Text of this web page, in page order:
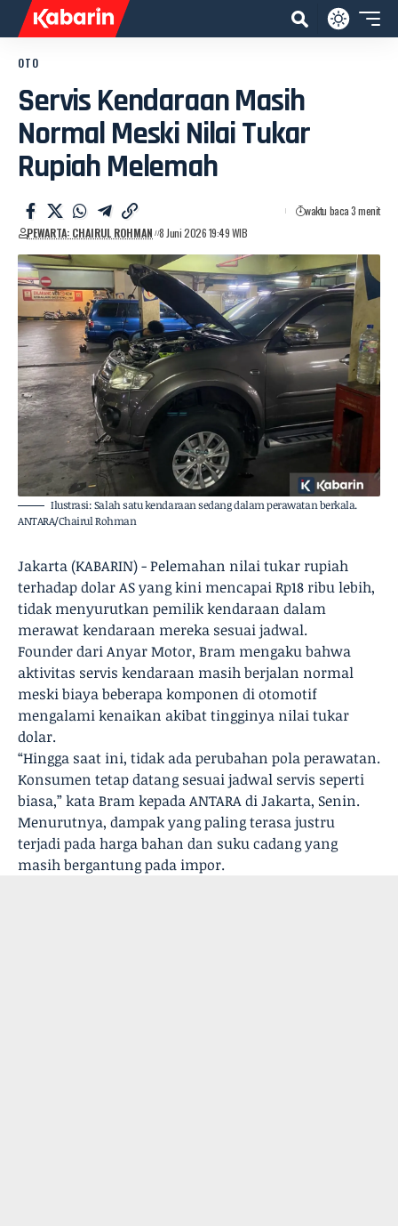
OTO
Servis Kendaraan Masih
Normal Meski Nilai Tukar
Rupiah Melemah
PEWARTA: CHAIRUL ROHMAN 8 Juni 2026 19:49 WIB
waktu baca 3 menit
Ilustrasi: Salah satu kendaraan sedang dalam perawatan berkala.
ANTARA/Chairul Rohman
Jakarta (KABARIN) - Pelemahan nilai tukar rupiah
terhadap dolar AS yang kini mencapai Rp18 ribu lebih,
tidak menyurutkan pemilik kendaraan dalam
merawat kendaraan mereka sesuai jadwal.
Founder dari Anyar Motor, Bram mengaku bahwa
aktivitas servis kendaraan masih berjalan normal
meski biaya beberapa komponen di otomotif
mengalami kenaikan akibat tingginya nilai tukar
dolar.
“Hingga saat ini, tidak ada perubahan pola perawatan.
Konsumen tetap datang sesuai jadwal servis seperti
biasa,” kata Bram kepada ANTARA di Jakarta, Senin.
Menurutnya, dampak yang paling terasa justru
terjadi pada harga bahan dan suku cadang yang
masih bergantung pada impor.